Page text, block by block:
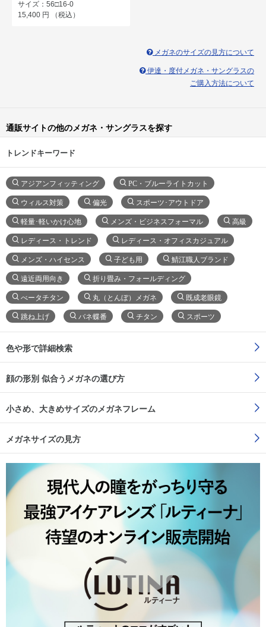
サイズ：56□16-0
15,400 円 （税込）
メガネのサイズの見方について
伊達・度付メガネ・サングラスの
ご購入方法について
通販サイトの他のメガネ・サングラスを探す
トレンドキーワード
アジアンフィッティング PC・ブルーライトカット
ウィルス対策 偏光 スポーツ･アウトドア
軽量･軽いかけ心地 メンズ・ビジネスフォーマル 高級
レディース・トレンド レディース・オフィスカジュアル
メンズ・ハイセンス 子ども用 鯖江職人ブランド
遠近両用向き 折り畳み・フォールディング
べータチタン 丸（とんぼ）メガネ 既成老眼鏡
跳ね上げ バネ蝶番 チタン スポーツ
色や形で詳細検索
顔の形別 似合うメガネの選び方
小さめ、大きめサイズのメガネフレーム
メガネサイズの見方